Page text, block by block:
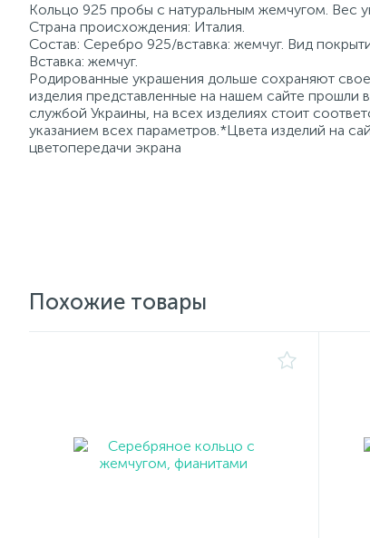
Кольцо 925 пробы с натуральным жемчугом. Вес
Страна происхождения: Италия.
Состав: Серебро 925/вставка: жемчуг. Вид
Вставка: жемчуг.
Родированные украшения дольше сохраняют
изделия представленные на нашем сайте прошли
службой Украины, на всех изделиях стоит
указанием всех параметров.*Цвета изделий на
цветопередачи экрана
Похожие товары